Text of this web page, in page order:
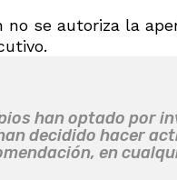
no se autoriza la
han optado por
decidido hacer
en